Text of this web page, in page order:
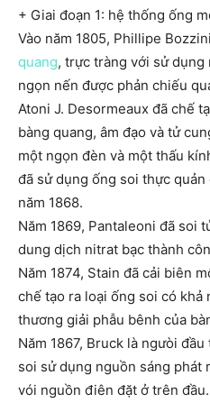
+ Giai đoạn 1: hệ thống ống
Vào năm 1805, Phillipe
quang, trực tràng với sử
ngọn nến được phản chiếu
Atoni J. Desormeaux đã chế
bàng quang, âm đạo và tử
một ngọn đèn và một thấu
đã sử dụng ống soi thực
năm 1868.
Năm 1869, Pantaleoni đã soi
dung dịch nitrat bạc thành
Năm 1874, Stain đã cải biên
chế tạo ra loại ống soi có khả
thương giải phẫu bênh của
Năm 1867, Bruck là ngưòi
soi sử dụng nguồn sáng phát
vói nguồn điên đặt ở trên đầu.